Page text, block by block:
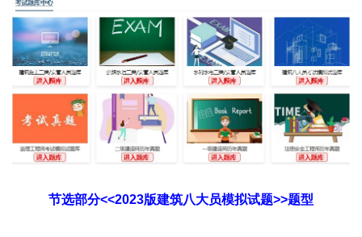
节选部分<<2023版建筑八大员模拟试题>>题型